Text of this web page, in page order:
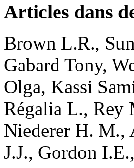
Articles dans
Brown L.R.,
Gabard Tony,
Olga, Kassi
Régalia L., Rey
Niederer H. M.,
J.J., Gordon I.E.,